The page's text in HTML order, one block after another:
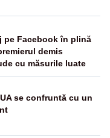
pe Facebook în plină
demis
cu măsurile luate
se confruntă cu un